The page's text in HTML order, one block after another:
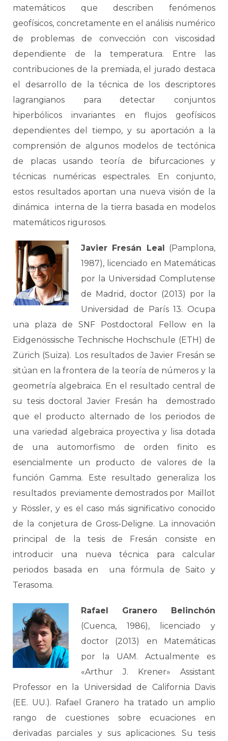
matemáticos que describen fenómenos
geofísicos, concretamente en el análisis numérico
de problemas de convección con viscosidad
dependiente de la temperatura. Entre las
contribuciones de la premiada, el jurado destaca
el desarrollo de la técnica de los descriptores
lagrangianos para detectar conjuntos
hiperbólicos invariantes en flujos geofísicos
dependientes del tiempo, y su aportación a la
comprensión de algunos modelos de tectónica
de placas usando teoría de bifurcaciones y
técnicas numéricas espectrales. En conjunto,
estos resultados aportan una nueva visión de la
dinámica interna de la tierra basada en modelos
matemáticos rigurosos.
Javier Fresán Leal (Pamplona,
1987), licenciado en Matemáticas
por la Universidad Complutense
de Madrid, doctor (2013) por la
Universidad de París 13. Ocupa
una plaza de SNF Postdoctoral Fellow en la
Eidgenössische Technische Hochschule (ETH) de
Zürich (Suiza). Los resultados de Javier Fresán se
sitúan en la frontera de la teoría de números y la
geometría algebraica. En el resultado central de
su tesis doctoral Javier Fresán ha demostrado
que el producto alternado de los periodos de
una variedad algebraica proyectiva y lisa dotada
de una automorfismo de orden finito es
esencialmente un producto de valores de la
función Gamma. Este resultado generaliza los
resultados previamente demostrados por Maillot
y Rössler, y es el caso más significativo conocido
de la conjetura de Gross-Deligne. La innovación
principal de la tesis de Fresán consiste en
introducir una nueva técnica para calcular
periodos basada en una fórmula de Saito y
Terasoma.
Rafael Granero Belinchón
(Cuenca, 1986), licenciado y
doctor (2013) en Matemáticas
por la UAM. Actualmente es
«Arthur J. Krener» Assistant
Professor en la Universidad de California Davis
(EE. UU.). Rafael Granero ha tratado un amplio
rango de cuestiones sobre ecuaciones en
derivadas parciales y sus aplicaciones. Su tesis